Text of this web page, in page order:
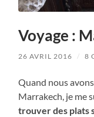
Voyage :
26 AVRIL 2016 / 8
Quand nous
Marrakech, je me
trouver des plats